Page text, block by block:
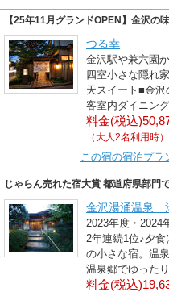
【25年11月グランドOPEN】金沢の
つる幸
金沢駅や兼六園
四室小さな隠れ
天スイート■金沢
客室内ダイニン
料金(税込
（大人2名利用時）
この宿の宿泊プラ
じゃらん売れた宿大賞 都道府県部門
金沢湯涌温泉
2023年度・2024
2年連続1位♪夕
の小さな宿。温
温泉郷でゆった
料金(税込